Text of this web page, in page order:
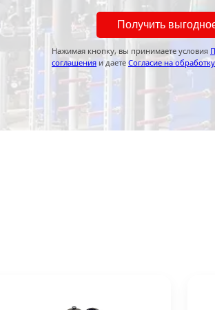
Получить
Нажимая кнопку, вы принимаете условия
соглашения и даете Согласие на